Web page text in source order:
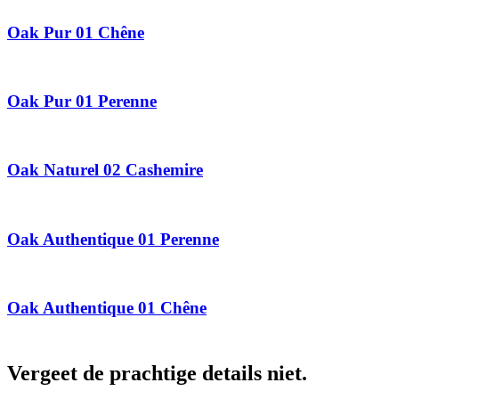
Oak Pur 01 Chêne
Oak Pur 01 Perenne
Oak Naturel 02 Cashemire
Oak Authentique 01 Perenne
Oak Authentique 01 Chêne
Vergeet de prachtige details niet.